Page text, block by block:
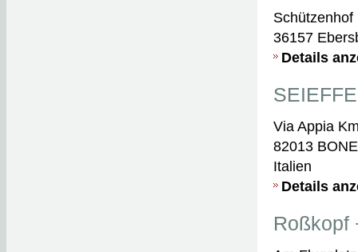
Schützenhof
36157
Details
Via Appia
82013
Italien
Details
Roßkopf